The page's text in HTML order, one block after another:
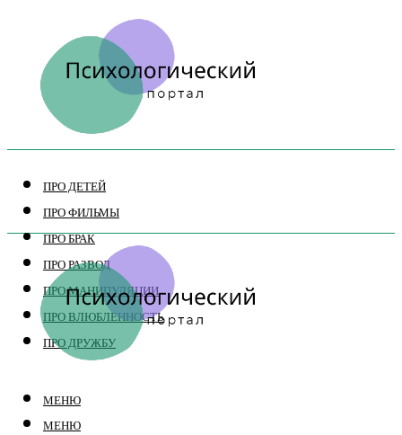
ПРО ДЕТЕЙ
ПРО ФИЛЬМЫ
ПРО БРАК
ПРО РАЗВОД
ПРО МАНИПУЛЯЦИИ
ПРО ВЛЮБЛЕННОСТЬ
ПРО ДРУЖБУ
МЕНЮ
МЕНЮ